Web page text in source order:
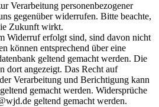
Verarbeitung personenbezogener
gegenüber widerrufen. Bitte beachte,
Zukunft wirkt.
Widerruf erfolgt sind, sind davon nicht
können entsprechend über eine
geltend gemacht werden. Die
dort angezeigt. Das Recht auf
Verarbeitung und Berichtigung kann
gemacht werden. Widersprüche
geltend gemacht werden.